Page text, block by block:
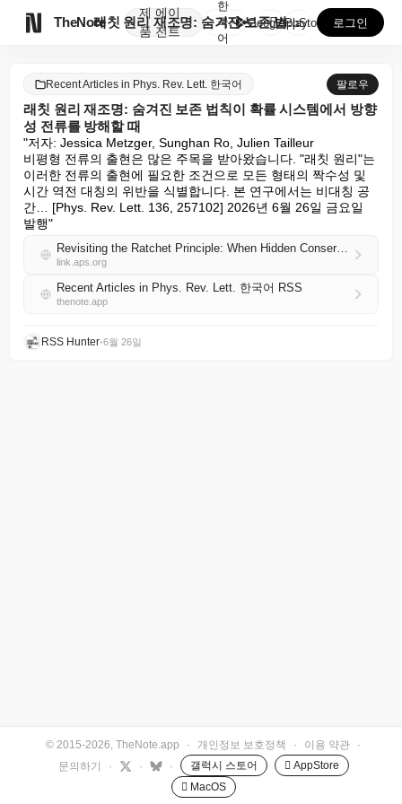
TheNote
제
품
에이
전트
래칫 원리 재조명: 숨겨진 보존 법칙이 확률 시스템에서...
한
국
어
GooglePlay
AppStore 로그인
Recent Articles in Phys. Rev. Lett. 한국어 팔로우
래칫 원리 재조명: 숨겨진 보존 법칙이 확률 시스템에서 방향
성 전류를 방해할 때
"저자: Jessica Metzger, Sunghan Ro, Julien Tailleur
비평형 전류의 출현은 많은 주목을 받아왔습니다. "래칫 원리"는
이러한 전류의 출현에 필요한 조건으로 모든 형태의 짝수성 및
시간 역전 대칭의 위반을 식별합니다. 본 연구에서는 비대칭 공
간… [Phys. Rev. Lett. 136, 257102] 2026년 6월 26일 금요일
발행"
Revisiting the Ratchet Principle: When Hidden Conservation Laws Prevent Directed Currents in Stochastic Systems
link.aps.org
Recent Articles in Phys. Rev. Lett. 한국어 RSS
thenote.app
RSS Hunter•6월 26일
© 2015-2026, TheNote.app · 개인정보 보호정책 · 이용 약관
·
문의하기
· · · 갤럭시 스토어
 AppStore
 MacOS